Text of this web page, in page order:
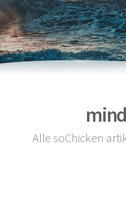
Alle soChicken